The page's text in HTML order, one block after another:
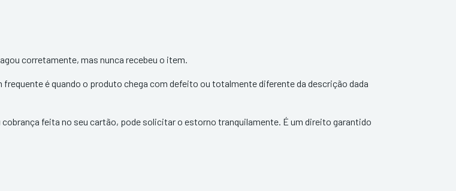
corretamente, mas nunca recebeu o item.
é quando o produto chega com defeito ou totalmente diferente da descrição dada
cobrança feita no seu cartão, pode solicitar o estorno tranquilamente. É um direito garantido